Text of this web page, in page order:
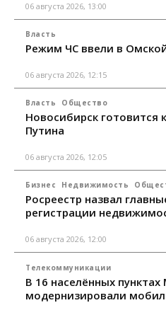
06 августа 2026, 13:00
Власть
Режим ЧС ввели в
06 августа 2026, 12:15
Власть Общество
Новосибирск готовится
Путина
06 августа 2026, 12:05
Бизнес Недвижимость
Росреестр назвал
регистрации
06 августа 2026, 12:00
Телекоммуникации
В 16 населённых
модернизировали